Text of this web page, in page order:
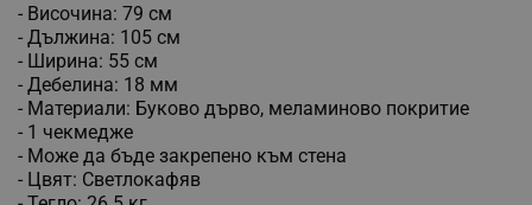
- Височина: 79 см
- Дължина: 105 см
- Ширина: 55 см
- Дебелина: 18 мм
- Материали: Буково дърво, меламиново покритие
- 1 чекмедже
- Може да бъде закрепено към стена
- Цвят: Светлокафяв